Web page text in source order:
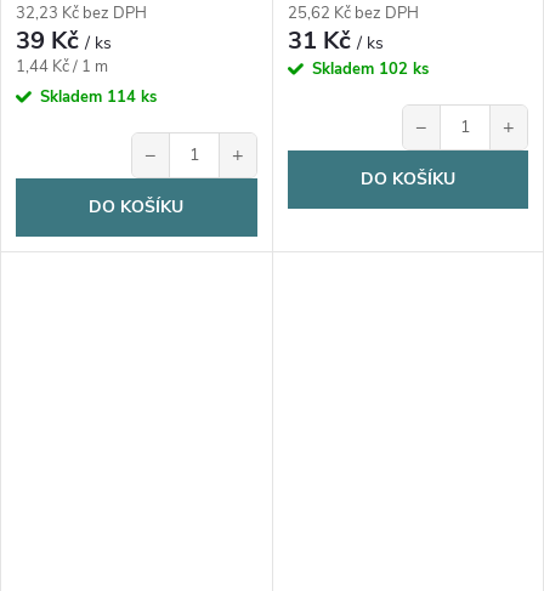
32,23 Kč bez DPH
39 Kč/ ks
Měrná
cena:
1,44 Kč / 1 m
Skladem 114 ks
− +
DO KOŠÍKU
25,62 Kč bez DPH
31 Kč/ ks
Skladem 102 ks
− +
DO KOŠÍKU